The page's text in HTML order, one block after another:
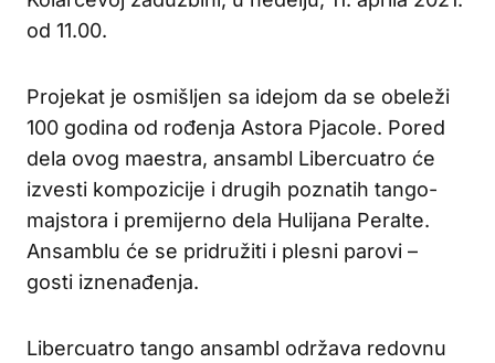
od 11.00.
Projekat je osmišljen sa idejom da se obeleži
100 godina od rođenja Astora Pjacole. Pored
dela ovog maestra, ansambl Libercuatro će
izvesti kompozicije i drugih poznatih tango-
majstora i premijerno dela Hulijana Peralte.
Ansamblu će se pridružiti i plesni parovi –
gosti iznenađenja.
Libercuatro tango ansambl održava redovnu